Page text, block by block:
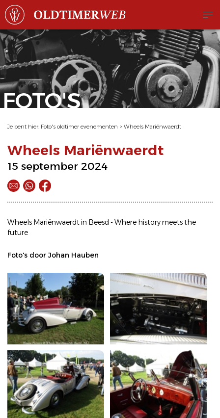
FOTO'S
Je bent hier: Foto's oldtimer evenementen > Wheels Mariënwaerdt
Wheels Mariënwaerdt
15 september 2024
Wheels Mariënwaerdt in Beesd - Where history meets the
future
Foto's door Johan Hauben